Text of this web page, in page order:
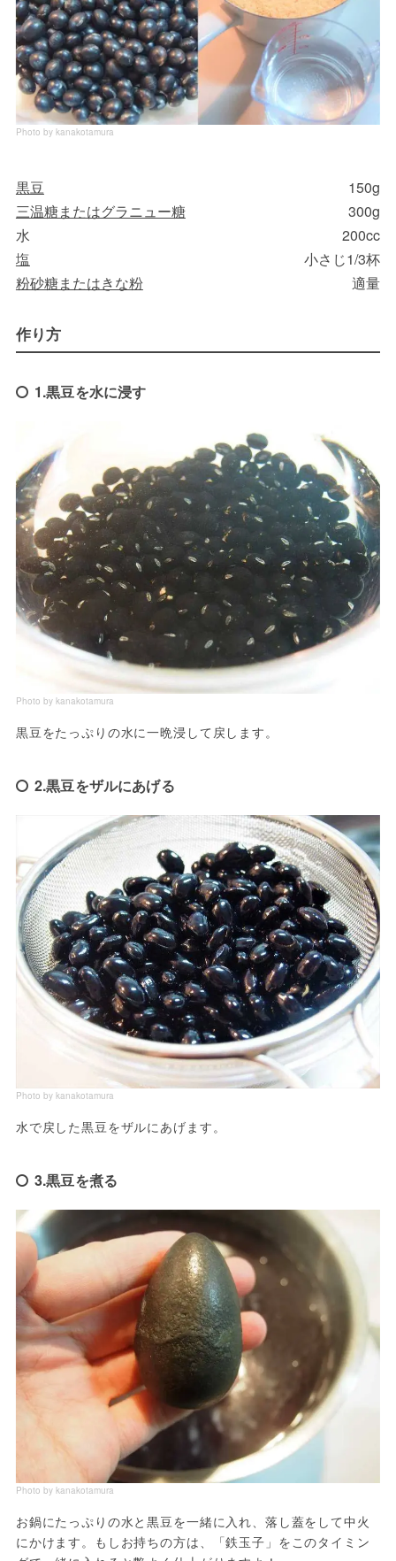
Photo by kanakotamura
黒豆
150g
三温糖またはグラニュー糖
300g
水
200cc
塩
小さじ1/3杯
粉砂糖またはきな粉
適量
作り方
1.黒豆を水に浸す
Photo by kanakotamura
黒豆をたっぷりの水に一晩浸して戻します。
2.黒豆をザルにあげる
Photo by kanakotamura
水で戻した黒豆をザルにあげます。
3.黒豆を煮る
Photo by kanakotamura
お鍋にたっぷりの水と黒豆を一緒に入れ、落し蓋をして中火
にかけます。もしお持ちの方は、「鉄玉子」をこのタイミン